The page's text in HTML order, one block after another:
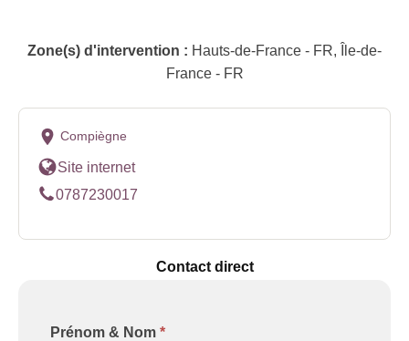
Zone(s) d'intervention : Hauts-de-France - FR, Île-de-
France - FR
Compiègne
Site internet
0787230017
Contact direct
Formulaire
Prénom & Nom *